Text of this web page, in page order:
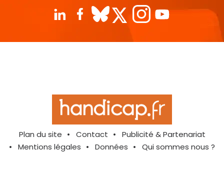
Plan du site Contact
Publicité & Partenariat
Mentions légales
Données Qui sommes nous ?